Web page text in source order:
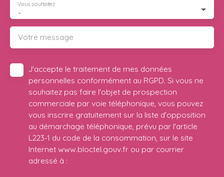
-
Vous souhaitez
Votre message
J'accepte le traitement de mes données
personnelles conformément au RGPD. Si vous ne
souhaitez pas faire l'objet de prospection
commerciale par voie téléphonique, vous pouvez
vous inscrire gratuitement sur la liste d'opposition
au démarchage téléphonique, prévu par l'article
L223-1 du code de la consommation, sur le site
Internet www.bloctel.gouv.fr ou par courrier
adressé à :